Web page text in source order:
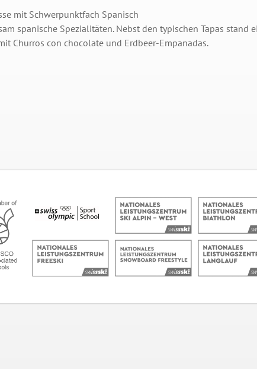
mit Schwerpunktfach Spanisch
spanische Spezialitäten. Nebst den typischen Tapas stand
Churros con chocolate und Erdbeer-Empanadas.